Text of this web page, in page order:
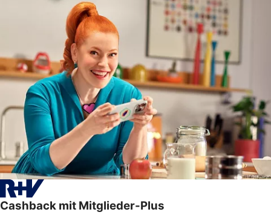
Cashback mit Mitglieder-Plus